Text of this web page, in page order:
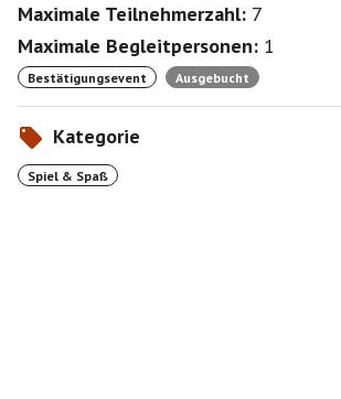
Maximale Teilnehmerzahl: 7
Maximale Begleitpersonen: 1
Bestätigungsevent Ausgebucht
Kategorie
Spiel & Spaß